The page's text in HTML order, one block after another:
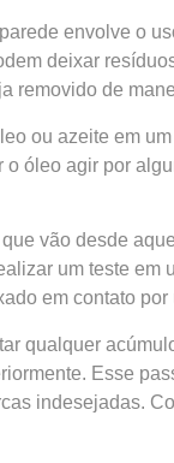
envolve o
deixar
removido de
ou azeite em
óleo agir por
vão desde
um teste
em contato por
qualquer
Esse
indesejadas.